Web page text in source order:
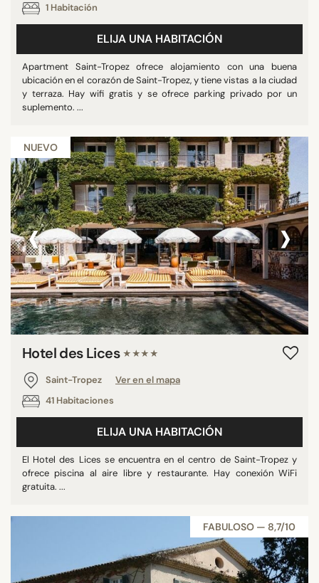
1 Habitación
ELIJA UNA HABITACIÓN
Apartment Saint-Tropez ofrece alojamiento con una buena
ubicación en el corazón de Saint-Tropez, y tiene vistas a la ciudad
y terraza. Hay wifi gratis y se ofrece parking privado por un
suplemento. ...
NUEVO
‹ ›
Hotel des Lices ★★★★
Saint-Tropez
Ver en el mapa
41 Habitaciones
ELIJA UNA HABITACIÓN
El Hotel des Lices se encuentra en el centro de Saint-Tropez y
ofrece piscina al aire libre y restaurante. Hay conexión WiFi
gratuita. ...
FABULOSO — 8,7/10